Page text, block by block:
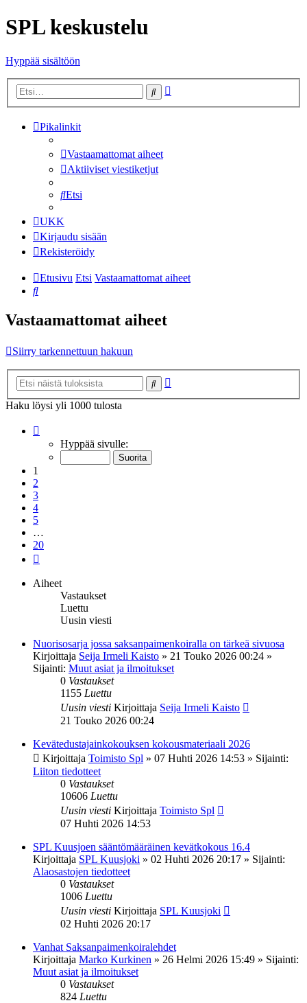
SPL keskustelu
Hyppää sisältöön
Etsi
Pikalinkit
Vastaamattomat aiheet
Aktiiviset viestiketjut
Etsi
UKK
Kirjaudu sisään
Rekisteröidy
Etusivu Etsi Vastaamattomat aiheet
Etsi
Vastaamattomat aiheet
Siirry tarkennettuun hakuun
Etsi
Haku löysi yli 1000 tulosta
20 Hyppää sivulle:
1
2
3
4
5
…
20
Aiheet
Vastaukset
Luettu
Uusin viesti
Nuorisosarja jossa saksanpaimenkoiralla on tärkeä sivuosa
Kirjoittaja Seija Irmeli Kaisto » 21 Touko 2026 00:24 »
Sijainti: Muut asiat ja ilmoitukset
0 Vastaukset
1155 Luettu
Uusin viesti Kirjoittaja Seija Irmeli Kaisto
21 Touko 2026 00:24
Kevätedustajainkokouksen kokousmateriaali 2026
Kirjoittaja Toimisto Spl » 07 Huhti 2026 14:53 » Sijainti:
Liiton tiedotteet
0 Vastaukset
10606 Luettu
Uusin viesti Kirjoittaja Toimisto Spl
07 Huhti 2026 14:53
SPL Kuusjoen sääntömääräinen kevätkokous 16.4
Kirjoittaja SPL Kuusjoki » 02 Huhti 2026 20:17 » Sijainti:
Alaosastojen tiedotteet
0 Vastaukset
1006 Luettu
Uusin viesti Kirjoittaja SPL Kuusjoki
02 Huhti 2026 20:17
Vanhat Saksanpaimenkoiralehdet
Kirjoittaja Marko Kurkinen » 26 Helmi 2026 15:49 » Sijainti:
Muut asiat ja ilmoitukset
0 Vastaukset
824 Luettu